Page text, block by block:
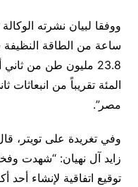
ساعة من الطاقة
المئة تقريباً من انبعاثات
مصر”.
وفي تغريدة على تويتر،
زايد آل نهيان: “شهدت
توقيع اتفاقية لإنشاء